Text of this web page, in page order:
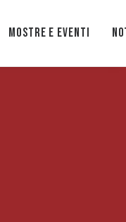
Mostre e eventi